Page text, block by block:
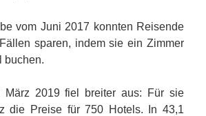
vom Juni 2017 konnten Reisende
sparen, indem sie ein Zimmer
buchen.
März 2019 fiel breiter aus: Für sie
die Preise für 750 Hotels. In 43,1